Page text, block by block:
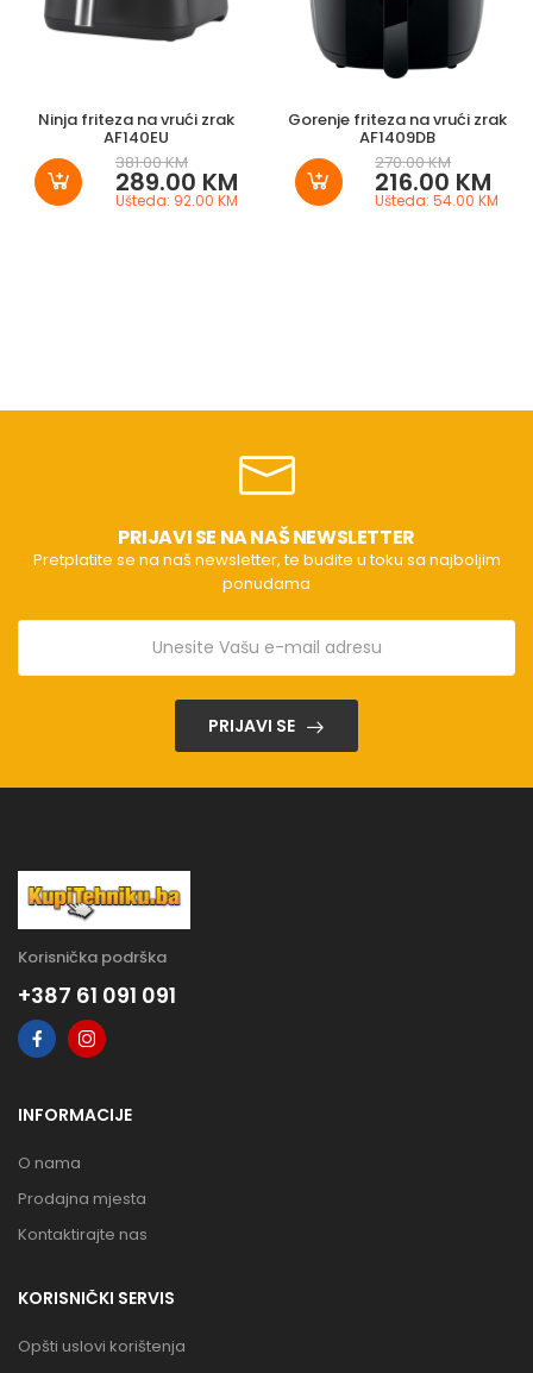
Ninja friteza na vrući zrak
AF140EU
381.00 KM
289.00 KM
Ušteda: 92.00 KM
Gorenje friteza na vrući zrak
AF1409DB
270.00 KM
216.00 KM
Ušteda: 54.00 KM
PRIJAVI SE NA NAŠ NEWSLETTER
Pretplatite se na naš newsletter, te budite u toku sa najboljim
ponudama
PRIJAVI SE
Korisnička podrška
+387 61 091 091
INFORMACIJE
O nama
Prodajna mjesta
Kontaktirajte nas
KORISNIČKI SERVIS
Opšti uslovi korištenja